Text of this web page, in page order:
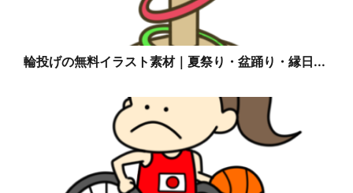
輪投げの無料イラスト素材｜夏祭り・盆踊り・縁日...